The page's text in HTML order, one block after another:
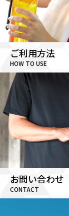
ご利用方法
HOW TO USE
お問い合わせ
CONTACT